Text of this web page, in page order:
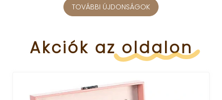
TOVÁBBI ÚJDONSÁGOK
Akciók az oldalon